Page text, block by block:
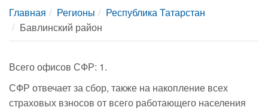
Главная Регионы
Республика Татарстан
Бавлинский район
Всего офисов СФР: 1.
СФР отвечает за сбор, также на накопление всех
страховых взносов от всего работающего населения